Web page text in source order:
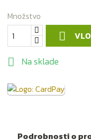
Množstvo

 Na sklade
Podrobnosti o